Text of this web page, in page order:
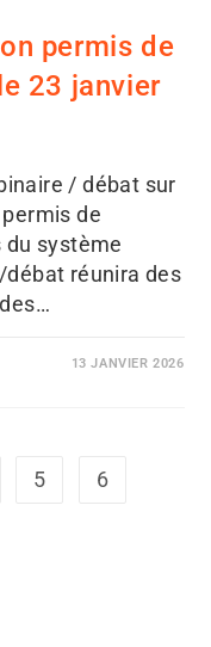
permis de
23 janvier
/ débat sur
de
système
réunira des
13 JANVIER 2026
5
6